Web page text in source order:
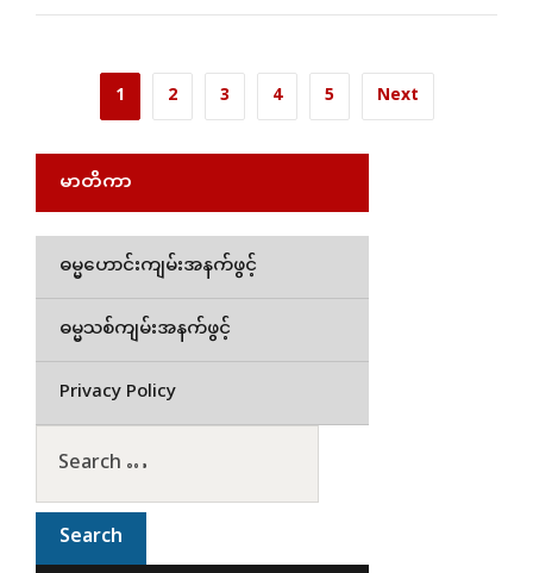
1 2 3 4 5 Next
မာတိကာ
ဓမ္မဟောင်းကျမ်းအနက်ဖွင့်
ဓမ္မသစ်ကျမ်းအနက်ဖွင့်
Privacy Policy